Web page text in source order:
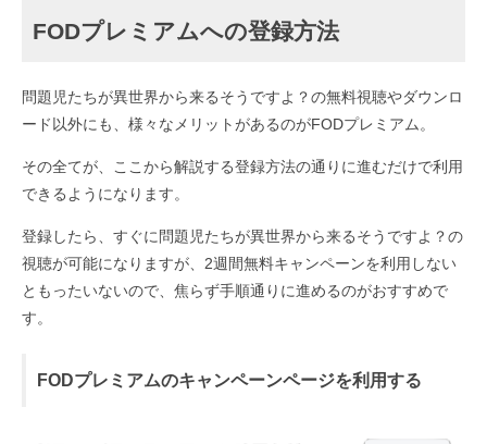
FODプレミアムへの登録方法
問題児たちが異世界から来るそうですよ？の無料視聴やダウンロ
ード以外にも、様々なメリットがあるのがFODプレミアム。
その全てが、ここから解説する登録方法の通りに進むだけで利用
できるようになります。
登録したら、すぐに問題児たちが異世界から来るそうですよ？の
視聴が可能になりますが、2週間無料キャンペーンを利用しない
ともったいないので、焦らず手順通りに進めるのがおすすめで
す。
FODプレミアムのキャンペーンページを利用する